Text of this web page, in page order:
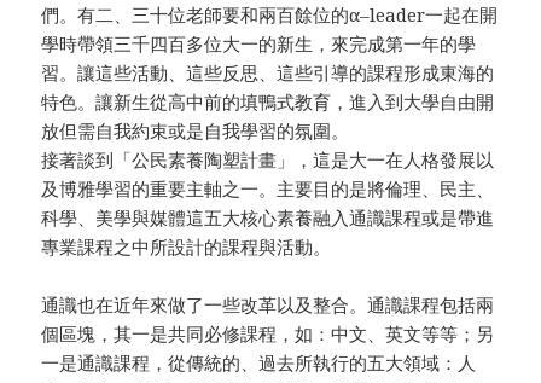
們。有二、三十位老師要和兩百餘位的α–leader一起在開
學時帶領三千四百多位大一的新生，來完成第一年的學
習。讓這些活動、這些反思、這些引導的課程形成東海的
特色。讓新生從高中前的填鴨式教育，進入到大學自由開
放但需自我約束或是自我學習的氛圍。
接著談到「公民素養陶塑計畫」，這是大一在人格發展以
及博雅學習的重要主軸之一。主要目的是將倫理、民主、
科學、美學與媒體這五大核心素養融入通識課程或是帶進
專業課程之中所設計的課程與活動。
通識也在近年來做了一些改革以及整合。通識課程包括兩
個區塊，其一是共同必修課程，如：中文、英文等等；另
一是通識課程，從傳統的、過去所執行的五大領域：人